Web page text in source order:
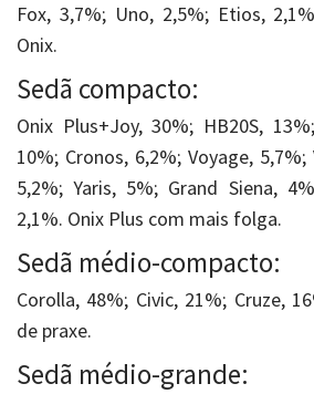
Fox, 3,7%; Uno, 2,5%; Etios,
Onix.
Sedã compacto:
Onix Plus+Joy, 30%; HB20S,
10%; Cronos, 6,2%; Voyage,
5,2%; Yaris, 5%; Grand Siena,
2,1%. Onix Plus com mais folga.
Sedã médio-compacto:
Corolla, 48%; Civic, 21%; Cruze,
de praxe.
Sedã médio-grande: